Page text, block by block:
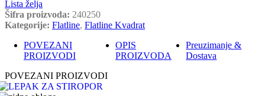
Lista želja
Šifra proizvoda: 240250
Kategorije: Flatline, Flatline Kvadrat
POVEZANI
PROIZVODI
OPIS
PROIZVODA
Preuzimanje &
Dostava
POVEZANI PROIZVODI